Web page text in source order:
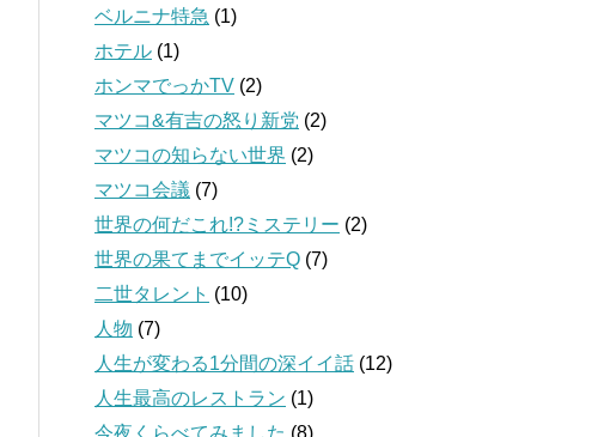
ベルニナ特急 (1)
ホテル (1)
ホンマでっかTV (2)
マツコ&有吉の怒り新党 (2)
マツコの知らない世界 (2)
マツコ会議 (7)
世界の何だこれ!?ミステリー (2)
世界の果てまでイッテQ (7)
二世タレント (10)
人物 (7)
人生が変わる1分間の深イイ話 (12)
人生最高のレストラン (1)